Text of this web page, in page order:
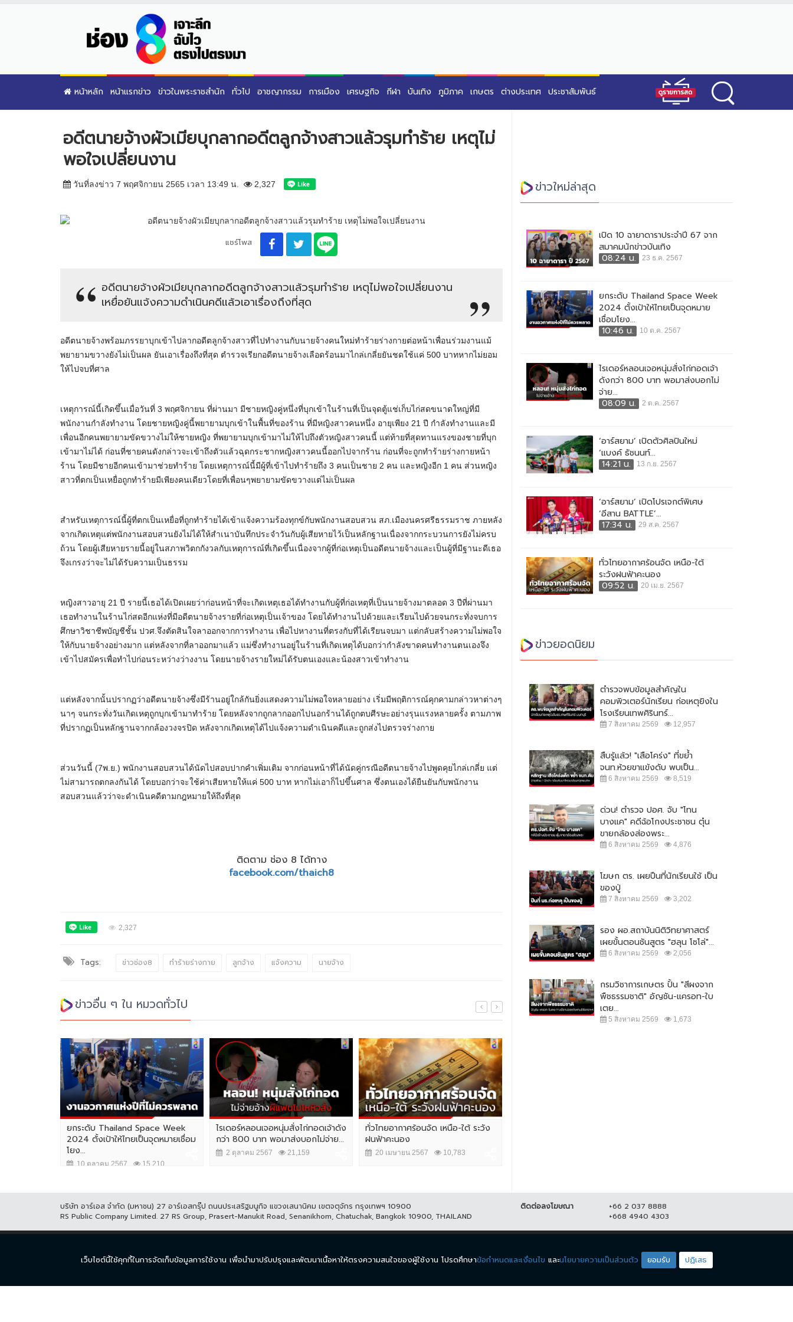
หน้าหลัก หน้าแรกข่าว ข่าวในพระราชสำนัก ทั่วไป อาชญากรรม การเมือง เศรษฐกิจ กีฬา บันเทิง ภูมิภาค เกษตร ต่างประเทศ ประชาสัมพันธ์
อดีตนายจ้างผัวเมียบุกลากอดีตลูกจ้างสาวแล้วรุมทำร้าย เหตุไม่
พอใจเปลี่ยนงาน
วันที่ลงข่าว 7 พฤศจิกายน 2565 เวลา 13:49 น. 2,327
แชร์โพส
อดีตนายจ้างผัวเมียบุกลากอดีตลูกจ้างสาวแล้วรุมทำร้าย เหตุไม่พอใจเปลี่ยนงาน
เหยื่อยันแจ้งความดำเนินคดีแล้วเอาเรื่องถึงที่สุด
อดีตนายจ้างพร้อมภรรยาบุกเข้าไปลากอดีตลูกจ้างสาวที่ไปทำงานกับนายจ้างคนใหม่ทำร้ายร่างกายต่อหน้าเพื่อนร่วมงานแม้
พยายามขวางยังไม่เป็นผล ยันเอาเรื่องถึงที่สุด ตำรวจเรียกอดีตนายจ้างเลือดร้อนมาไกล่เกลี่ยยันชดใช้แค่ 500 บาทหากไม่ยอม
ให้ไปจบที่ศาล
เหตุการณ์นี้เกิดขึ้นเมื่อวันที่ 3 พฤศจิกายน ที่ผ่านมา มีชายหญิงคู่หนึ่งที่บุกเข้าในร้านที่เป็นจุดตู้แช่เก็บไก่สดขนาดใหญ่ที่มี
พนักงานกำลังทำงาน โดยชายหญิงคู่นี้พยายามบุกเข้าในพื้นที่ของร้าน ที่มีหญิงสาวคนหนึ่ง อายุเพียง 21 ปี กำลังทำงานและมี
เพื่อนอีกคนพยายามขัดขวางไม่ให้ชายหญิง ที่พยายามบุกเข้ามาไม่ให้ไปถึงตัวหญิงสาวคนนี้ แต่ท้ายที่สุดทานแรงของชายที่บุก
เข้ามาไม่ได้ ก่อนที่ชายคนดังกล่าวจะเข้าถึงตัวแล้วฉุดกระชากหญิงสาวคนนี้ออกไปจากร้าน ก่อนที่จะถูกทำร้ายร่างกายหน้า
ร้าน โดยมีชายอีกคนเข้ามาช่วยทำร้าย โดยเหตุการณ์นี้มีผู้ที่เข้าไปทำร้ายถึง 3 คนเป็นชาย 2 คน และหญิงอีก 1 คน ส่วนหญิง
สาวที่ตกเป็นเหยื่อถูกทำร้ายมีเพียงคนเดียวโดยที่เพื่อนๆพยายามขัดขวางแต่ไม่เป็นผล
สำหรับเหตุการณ์นี้ผู้ที่ตกเป็นเหยื่อที่ถูกทำร้ายได้เข้าแจ้งความร้องทุกข์กับพนักงานสอบสวน สภ.เมืองนครศรีธรรมราช ภายหลัง
จากเกิดเหตุแต่พนักงานสอบสวนยังไม่ได้ให้สำเนาบันทึกประจำวันกับผู้เสียหายไว้เป็นหลักฐานเนื่องจากกระบวนการยังไม่ครบ
ถ้วน โดยผู้เสียหายรายนี้อยู่ในสภาพวิตกกังวลกับเหตุการณ์ที่เกิดขึ้นเนื่องจากผู้ที่ก่อเหตุเป็นอดีตนายจ้างและเป็นผู้ที่มีฐานะดีเธอ
จึงเกรงว่าจะไม่ได้รับความเป็นธรรม
หญิงสาวอายุ 21 ปี รายนี้เธอได้เปิดเผยว่าก่อนหน้าที่จะเกิดเหตุเธอได้ทำงานกับผู้ที่ก่อเหตุที่เป็นนายจ้างมาตลอด 3 ปีที่ผ่านมา
เธอทำงานในร้านไก่สดอีกแห่งที่มีอดีตนายจ้างรายที่ก่อเหตุเป็นเจ้าของ โดยได้ทำงานไปด้วยและเรียนไปด้วยจนกระทั่งจบการ
ศึกษาวิชาชีพบัญชีชั้น ปวศ.จึงตัดสินใจลาออกจากการทำงาน เพื่อไปหางานที่ตรงกับที่ได้เรียนจบมา แต่กลับสร้างความไม่พอใจ
ให้กับนายจ้างอย่างมาก แต่หลังจากที่ลาออกมาแล้ว แม่ซึ่งทำงานอยู่ในร้านที่เกิดเหตุได้บอกว่ากำลังขาดคนทำงานตนเองจึง
เข้าไปสมัครเพื่อทำไปก่อนระหว่างว่างงาน โดยนายจ้างรายใหม่ได้รับตนเองและน้องสาวเข้าทำงาน
แต่หลังจากนั้นปรากฏว่าอดีตนายจ้างซึ่งมีร้านอยู่ใกล้กันยิ่งแสดงความไม่พอใจหลายอย่าง เริ่มมีพฤติการณ์คุกคามกล่าวหาต่างๆ
นาๆ จนกระทั่งวันเกิดเหตุถูกบุกเข้ามาทำร้าย โดยหลังจากถูกลากออกไปนอกร้านได้ถูกตบศีรษะอย่างรุนแรงหลายครั้ง ตามภาพ
ที่ปรากฏเป็นหลักฐานจากกล้องวงจรปิด หลังจากเกิดเหตุได้ไปแจ้งความดำเนินคดีและถูกส่งไปตรวจร่างกาย
ส่วนวันนี้ (7พ.ย.) พนักงานสอบสวนได้นัดไปสอบปากคำเพิ่มเติม จากก่อนหน้าที่ได้นัดคู่กรณีอดีตนายจ้างไปพูดคุยไกล่เกลี่ย แต่
ไม่สามารถตกลงกันได้ โดยบอกว่าจะใช้ค่าเสียหายให้แค่ 500 บาท หากไม่เอาก็ไปขึ้นศาล ซึ่งตนเองได้ยืนยันกับพนักงาน
สอบสวนแล้วว่าจะดำเนินคดีตามกฎหมายให้ถึงที่สุด
ติดตาม ช่อง 8 ได้ทาง
facebook.com/thaich8
2,327
Tags: ข่าวช่อง8 ทำร้ายร่างกาย ลูกจ้าง แจ้งความ นายจ้าง
ข่าวอื่น ๆ ใน หมวดทั่วไป
ยกระดับ Thailand Space Week
2024 ตั้งเป้าให้ไทยเป็นจุดหมายเชื่อม
โยง...
10 ตุลาคม 2567 15,210
ไรเดอร์หลอนเจอหนุ่มสั่งไก่ทอดเจ้าดัง
กว่า 800 บาท พอมาส่งบอกไม่จ่าย...
2 ตุลาคม 2567 21,159
ทั่วไทยอากาศร้อนจัด เหนือ-ใต้ ระวัง
ฝนฟ้าคะนอง
20 เมษายน 2567 10,783
ข่าวใหม่ล่าสุด
เปิด 10 ฉายาดาราประจำปี 67 จาก
สมาคมนักข่าวบันเทิง
08:24 น.
23 ธ.ค. 2567
ยกระดับ Thailand Space Week
2024 ตั้งเป้าให้ไทยเป็นจุดหมาย
เชื่อมโยง...
10:46 น.
10 ต.ค. 2567
ไรเดอร์หลอนเจอหนุ่มสั่งไก่ทอดเจ้า
ดังกว่า 800 บาท พอมาส่งบอกไม่
จ่าย...
08:09 น.
2 ต.ค. 2567
‘อาร์สยาม’ เปิดตัวศิลปินใหม่
‘แบงค์ ธัชนนท์...
14:21 น.
13 ก.ย. 2567
‘อาร์สยาม’ เปิดโปรเจกต์พิเศษ
‘อีสาน BATTLE’...
17:34 น.
29 ส.ค. 2567
ทั่วไทยอากาศร้อนจัด เหนือ-ใต้
ระวังฝนฟ้าคะนอง
09:52 น.
20 เม.ย. 2567
ข่าวยอดนิยม
ตำรวจพบข้อมูลสำคัญใน
คอมพิวเตอร์นักเรียน ก่อเหตุยิงใน
โรงเรียนเทพศิรินทร์...
7 สิงหาคม 2569 12,957
สืบรู้แล้ว! "เสือโคร่ง" ที่ขย้ำ
จนท.ห้วยขาแข้งดับ พบเป็น...
6 สิงหาคม 2569 8,519
ด่วน! ตำรวจ ปอศ. จับ "โทน
บางแค" คดีฉ้อโกงประชาชน ตุ๋น
ขายกล้องส่องพระ...
6 สิงหาคม 2569 4,876
โฆษก ตร. เผยปืนที่นักเรียนใช้ เป็น
ของปู่
7 สิงหาคม 2569 3,202
รอง ผอ.สถาบันนิติวิทยาศาสตร์
เผยขั้นตอนชันสูตร "ฮลุน โซโล่"...
6 สิงหาคม 2569 2,056
กรมวิชาการเกษตร ปั้น "สีผงจาก
พืชธรรมชาติ" อัญชัน-แครอท-ใบ
เตย...
5 สิงหาคม 2569 1,673
บริษัท อาร์เอส จำกัด (มหาชน) 27 อาร์เอสกรุ๊ป ถนนประเสริฐมนูกิจ แขวงเสนานิคม เขตจตุจักร กรุงเทพฯ 10900
RS Public Company Limited. 27 RS Group, Prasert-Manukit Road, Senanikhom, Chatuchak, Bangkok 10900, THAILAND
ติดต่อลงโฆษณา
+66 2 037 8888
+668 4940 4303
เว็บไซต์นี้ใช้คุกกี้ในการจัดเก็บข้อมูลการใช้งาน เพื่อนำมาปรับปรุงและพัฒนาเนื้อหาให้ตรงความสนใจของผู้ใช้งาน โปรดศึกษาข้อกำหนดและเงื่อนไข และนโยบายความเป็นส่วนตัว ยอมรับ ปฏิเสธ